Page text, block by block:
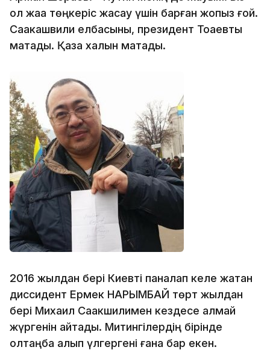
ол жаққа төңкеріс жасау үшін барған жоқпыз ғой.
Саакашвили елбасыны, президент Тоқаевты
мақтады. Қазақ халқын мақтады.
2016 жылдан бері Киевті паналап келе жатқан
диссидент Ермек НАРЫМБАЙ төрт жылдан
бері Михаил Саакшилимен кездесе алмай
жүргенін айтады. Митингілердің бірінде
қолтаңба алып үлгергені ғана бар екен.